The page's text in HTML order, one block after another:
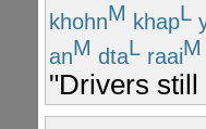
khohnM khapL
anM dtaL raaiM
"Drivers still